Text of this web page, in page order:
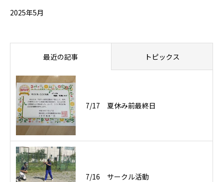
2025年5月
最近の記事 トピックス
7/17 夏休み前最終日
7/16 サークル活動